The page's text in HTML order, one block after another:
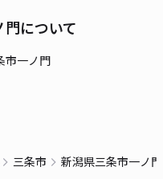
について
市一ノ門
三条市 新潟県三条市一ノ